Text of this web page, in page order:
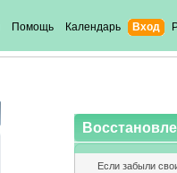
Помощь Календарь Вход
Если забыли